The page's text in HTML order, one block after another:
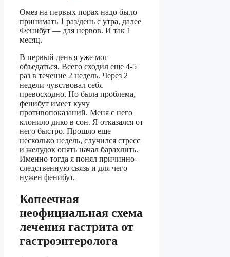
Омез на первых порах надо было
принимать 1 раз/день с утра, далее
Фенибут — для нервов. И так 1
месяц.
В первый день я уже мог
объедаться. Всего сходил еще 4-5
раз в течение 2 недель. Через 2
недели чувствовал себя
превосходно. Но была проблема,
фенибут имеет кучу
противопоказаний. Меня с него
клонило дико в сон. Я отказался от
него быстро. Прошло еще
несколько недель, случился стресс
и желудок опять начал барахлить.
Именно тогда я понял причинно-
следственную связь и для чего
нужен фенибут.
Копеечная
неофициальная схема
лечения гастрита от
гастроэнтеролога